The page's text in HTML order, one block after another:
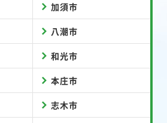
加須市
八潮市
和光市
本庄市
志木市